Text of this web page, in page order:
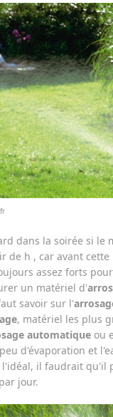
dans la soirée si le
de h , car avant cette
assez forts
un matériel d'
savoir sur l'
, matériel les plus
automatiqueou
d'évaporation et
l'idéal, il faudrait qu'il
jour.